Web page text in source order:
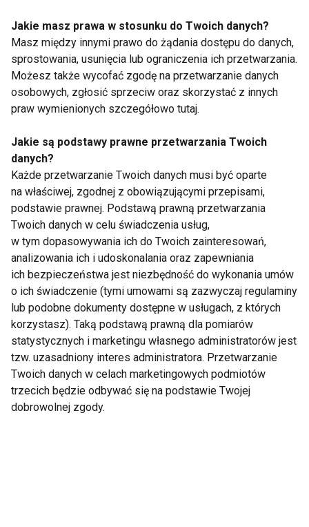
4. Poszukaj sprzymierzeńca w walce ze zbędnymi
kilogramami. Wybieraj produkty naturalne, nie
wywołujące skutków ubocznych.
www.odchudzanie.fit.pl
DIETY ODCHUDZAJĄCE
SUPLEMENTY ODCHUDZAJĄCE DIETA CUD
ODCHUDZANIE
Diety odchudzające
Dieta oczyszczająca
Jakie masz prawa w stosunku do Twoich danych?
Masz między innymi prawo do żądania dostępu do danych,
sprostowania, usunięcia lub ograniczenia ich przetwarzania.
Możesz także wycofać zgodę na przetwarzanie danych
osobowych, zgłosić sprzeciw oraz skorzystać z innych
praw wymienionych szczegółowo tutaj.
Jakie są podstawy prawne przetwarzania Twoich
danych?
Każde przetwarzanie Twoich danych musi być oparte
na właściwej, zgodnej z obowiązującymi przepisami,
podstawie prawnej. Podstawą prawną przetwarzania
Twoich danych w celu świadczenia usług,
w tym dopasowywania ich do Twoich zainteresowań,
analizowania ich i udoskonalania oraz zapewniania
ich bezpieczeństwa jest niezbędność do wykonania umów
o ich świadczenie (tymi umowami są zazwyczaj regulaminy
lub podobne dokumenty dostępne w usługach, z których
korzystasz). Taką podstawą prawną dla pomiarów
statystycznych i marketingu własnego administratorów jest
tzw. uzasadniony interes administratora. Przetwarzanie
Twoich danych w celach marketingowych podmiotów
trzecich będzie odbywać się na podstawie Twojej
dobrowolnej zgody.